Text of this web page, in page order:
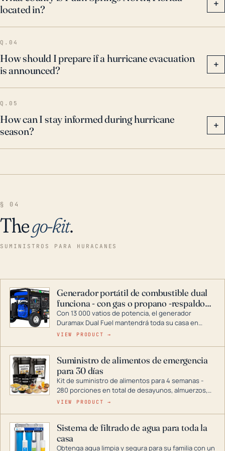
riesgos de los huracanes y la preparación para los
mismos.
located in?
+
Q.04
How should I prepare if a hurricane evacuation
is announced?
+
Q.05
How can I stay informed during hurricane
season?
+
§ 04
Thego-kit.
SUMINISTROS PARA HURACANES
Generador portátil de combustible dual
funciona - con gas o propano -respaldo
para el hogar
Con 13 000 vatios de potencia, el generador
Duramax Dual Fuel mantendrá toda su casa en
funcionamiento durante una tormenta o un corte
combustible dual, con una gama completa que
abarca desde inversores digitales hasta
generadores que pueden alimentar toda su casa.
VIEW PRODUCT →
Suministro de alimentos de emergencia
para 30 días
Kit de suministro de alimentos para 4 semanas -
280 porciones en total de desayunos, almuerzos,
cenas y postres. Se puede almacenar durante
VIEW PRODUCT →
Sistema de filtrado de agua para toda la
casa
Obtenga agua limpia y segura para su familia con un